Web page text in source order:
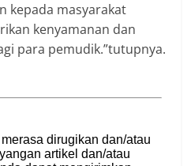
kepada masyarakat
kenyamanan dan
para pemudik.”tutupnya.